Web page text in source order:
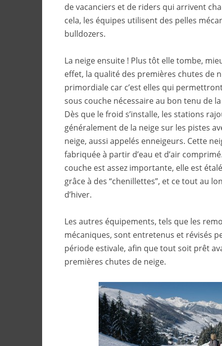
de vacanciers et de riders qui arrivent
cela, les équipes utilisent des pelles
bulldozers.
La neige ensuite ! Plus tôt elle tombe,
effet, la qualité des premières chutes de
primordiale car c’est elles qui
sous couche nécessaire au bon tenu de
Dès que le froid s’installe, les stations
généralement de la neige sur les pistes
neige, aussi appelés enneigeurs. Cette
fabriquée à partir d’eau et d’air
couche est assez importante, elle est
grâce à des “chenillettes”, et ce tout au
d’hiver.
Les autres équipements, tels que les
mécaniques, sont entretenus et révisés
période estivale, afin que tout soit prêt
premières chutes de neige.